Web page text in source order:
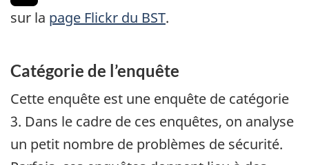
sur la page Flickr du BST.
Catégorie de l’enquête
Cette enquête est une enquête de catégorie
3. Dans le cadre de ces enquêtes, on analyse
un petit nombre de problèmes de sécurité.